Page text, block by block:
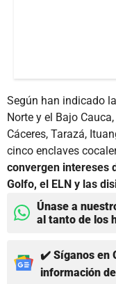
Según han indicado
Norte y el Bajo
Cáceres, Tarazá,
cinco enclaves
convergen intereses
Golfo, el ELN y las
Únase a
al tanto de los
✔️ Síganos en
información